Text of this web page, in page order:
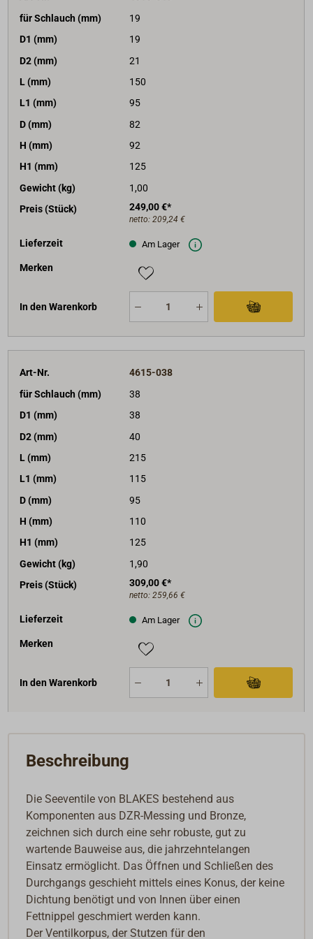
für Schlauch (mm)
19
D1 (mm)
19
D2 (mm)
21
L (mm)
150
L1 (mm)
95
D (mm)
82
H (mm)
92
H1 (mm)
125
Gewicht (kg)
1,00
Preis (Stück)
249,00 €*
netto: 209,24 €
Lieferzeit Am Lager
Merken
In den Warenkorb
Art-Nr.
4615-038
für Schlauch (mm)
38
D1 (mm)
38
D2 (mm)
40
L (mm)
215
L1 (mm)
115
D (mm)
95
H (mm)
110
H1 (mm)
125
Gewicht (kg)
1,90
Preis (Stück)
309,00 €*
netto: 259,66 €
Lieferzeit Am Lager
Merken
In den Warenkorb
Beschreibung
Die Seeventile von BLAKES bestehend aus
Komponenten aus DZR-Messing und Bronze,
zeichnen sich durch eine sehr robuste, gut zu
wartende Bauweise aus, die jahrzehntelangen
Einsatz ermöglicht. Das Öffnen und Schließen des
Durchgangs geschieht mittels eines Konus, der keine
Dichtung benötigt und von Innen über einen
Fettnippel geschmiert werden kann.
Der Ventilkorpus, der Stutzen für den